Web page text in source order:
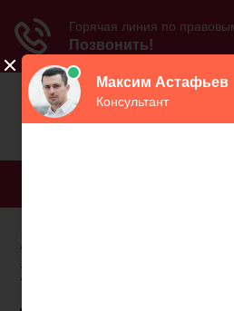
Заявление в
прекращении
деятельности